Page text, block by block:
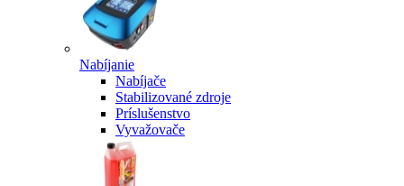
Nabíjanie
Nabíjače
Stabilizované zdroje
Príslušenstvo
Vyvažovače